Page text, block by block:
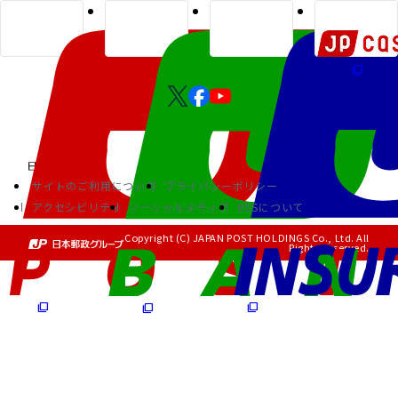
サイトのご利用について
プライバシーポリシー
アクセシビリティ
ソーシャルメディア RSSについて
Copyright (C) JAPAN POST HOLDINGS Co., Ltd. All
Rights Reserved.